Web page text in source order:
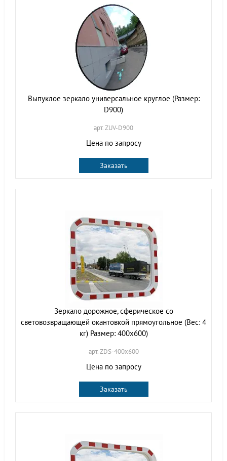
Выпуклое зеркало универсальное круглое (Размер:
D900)
арт. ZUV-D900
Цена по запросу
Заказать
Зеркало дорожное, сферическое со
световозвращающей окантовкой прямоугольное (Вес: 4
кг) Размер: 400х600)
арт. ZDS-400х600
Цена по запросу
Заказать